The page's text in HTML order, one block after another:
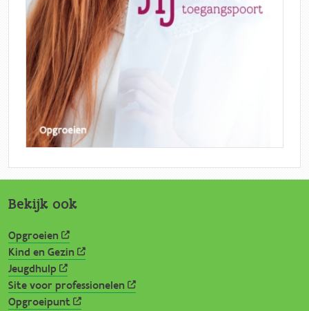
Bekijk ook
Opgroeien
Kind en Gezin
Jeugdhulp
Site voor professionelen
Opgroeipunt